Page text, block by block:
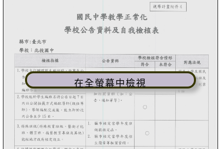
在全螢幕中檢視